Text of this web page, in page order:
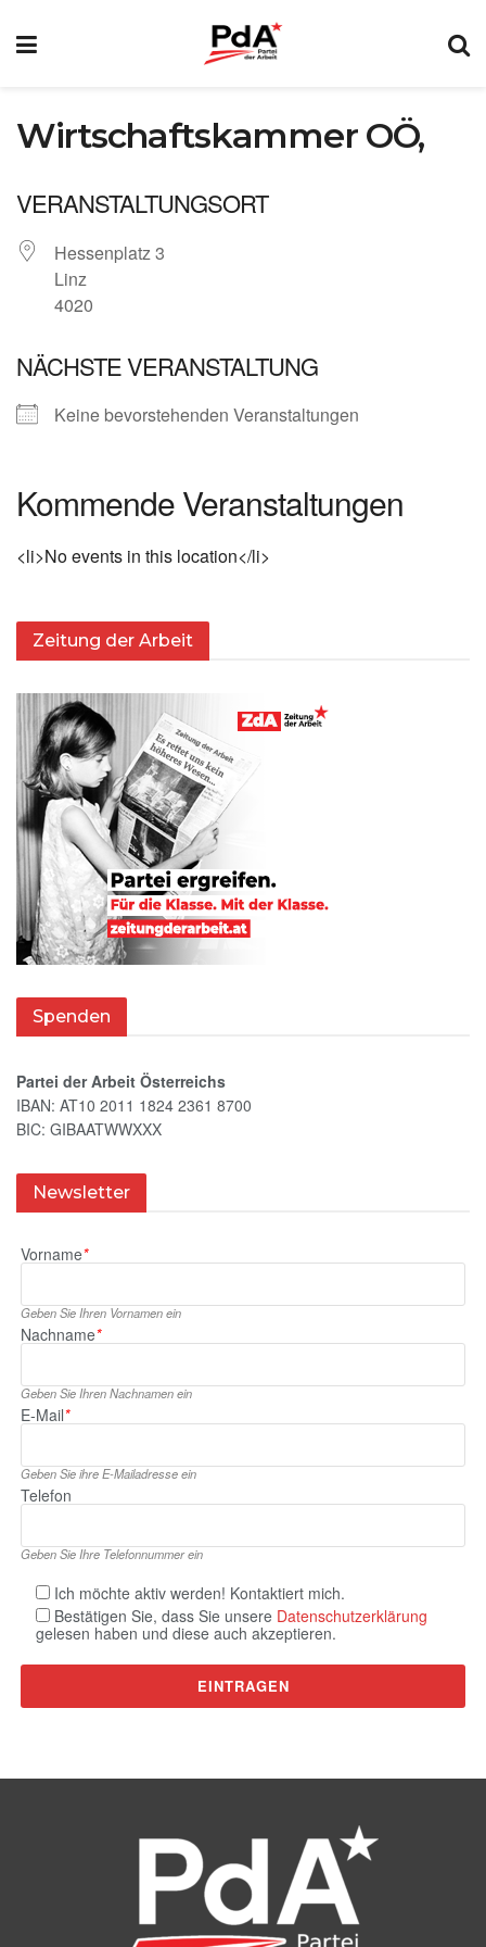
Wirtschaftskammer OÖ,
VERANSTALTUNGSORT
Hessenplatz 3
Linz
4020
NÄCHSTE VERANSTALTUNG
Keine bevorstehenden Veranstaltungen
Kommende Veranstaltungen
<li>No events in this location</li>
Zeitung der Arbeit
Spenden
Partei der Arbeit Österreichs
IBAN: AT10 2011 1824 2361 8700
BIC: GIBAATWWXXX
Newsletter
Vorname*
Geben Sie Ihren Vornamen ein
Nachname*
Geben Sie Ihren Nachnamen ein
E‑Mail*
Geben Sie ihre E‑Mailadresse ein
Telefon
Geben Sie Ihre Telefonnummer ein
Ich möchte aktiv werden! Kontaktiert mich.
Bestätigen Sie, dass Sie unsere Datenschutzerklärung
gelesen haben und diese auch akzeptieren.